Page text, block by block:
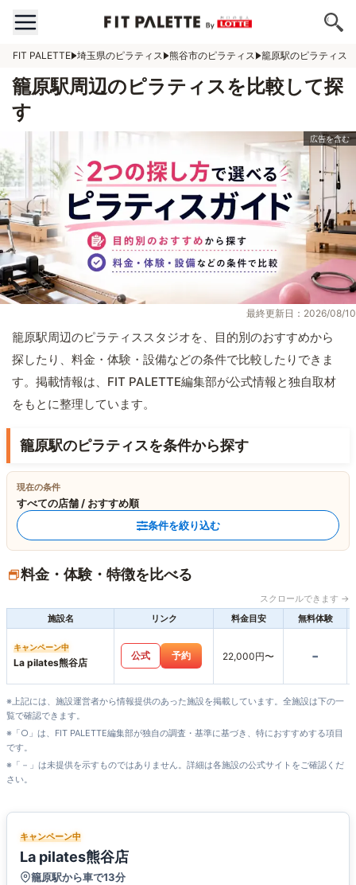
FIT PALETTE 埼玉県のピラティス 熊谷市のピラティス 籠原駅のピラティス
籠原駅周辺のピラティスを比較して探
す
最終更新日：2026/08/10
籠原駅周辺のピラティススタジオを、目的別のおすすめから
探したり、料金・体験・設備などの条件で比較したりできま
す。掲載情報は、FIT PALETTE編集部が公式情報と独自取材
をもとに整理しています。
籠原駅のピラティスを条件から探す
現在の条件
すべての店舗 / おすすめ順
条件を絞り込む
料金・体験・特徴を比べる
スクロールできます →
施設名
リンク 料金目安 無料体験
キャンペーン中
La pilates熊谷店
公式 予約 22,000円〜 -
※上記には、施設運営者から情報提供のあった施設を掲載しています。全施設は下の一
覧で確認できます。
※「○」は、FIT PALETTE編集部が独自の調査・基準に基づき、特におすすめする項目
です。
※「－」は未提供を示すものではありません。詳細は各施設の公式サイトをご確認くだ
さい。
キャンペーン中
La pilates熊谷店
籠原駅から車で13分